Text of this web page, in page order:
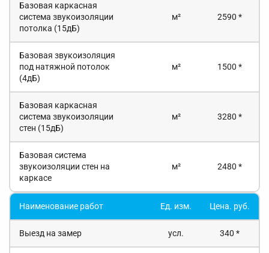
Базовая каркасная
система звукоизоляции
потолка (15дБ)
м² 2590 *
Базовая звукоизоляция
под натяжной потолок
(4дБ)
м² 1500 *
Базовая каркасная
система звукоизоляции
стен (15дБ)
м² 3280 *
Базовая система
звукоизоляции стен на
каркасе
м² 2480 *
Наименование работ Ед. изм. Цена. руб.
Выезд на замер усл. 340 *